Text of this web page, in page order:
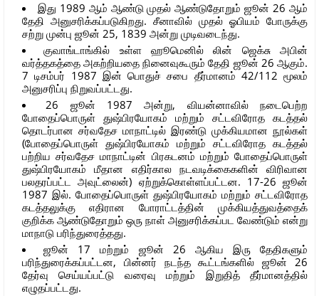
இது 1989 ஆம் ஆண்டு முதல் ஆண்டுதோறும் ஜூன் 26 ஆம்
தேதி அனுசரிக்கப்படுகிறது. சீனாவில் முதல் ஓபியம் போருக்கு
சற்று முன்பு ஜூன் 25, 1839 அன்று முடிவடைந்து.
குவாங்டாங்கில் உள்ள ஹூமெனில் லின் ஜெக்சு அபின்
வர்த்தகத்தை அகற்றியதை நினைவுகூரும் தேதி ஜூன் 26 ஆகும்.
7 டிசம்பர் 1987 இன் பொதுச் சபை தீர்மானம் 42/112 மூலம்
அனுசரிப்பு நிறுவப்பட்டது.
26 ஜூன் 1987 அன்று, வியன்னாவில் நடைபெற்ற
போதைப்பொருள் துஷ்பிரயோகம் மற்றும் சட்டவிரோத கடத்தல்
தொடர்பான சர்வதேச மாநாட்டில் இரண்டு முக்கியமான நூல்கள்
(போதைப்பொருள் துஷ்பிரயோகம் மற்றும் சட்டவிரோத கடத்தல்
பற்றிய சர்வதேச மாநாட்டின் பிரகடனம் மற்றும் போதைப்பொருள்
துஷ்பிரயோகம் மீதான எதிர்கால நடவடிக்கைகளின் விரிவான
பலதரப்பட்ட அவுட்லைன்) ஏற்றுக்கொள்ளப்பட்டன. 17-26 ஜூன்
1987 இல். போதைப்பொருள் துஷ்பிரயோகம் மற்றும் சட்டவிரோத
கடத்தலுக்கு எதிரான போராட்டத்தின் முக்கியத்துவத்தைக்
குறிக்க ஆண்டுதோறும் ஒரு நாள் அனுசரிக்கப்பட வேண்டும் என்று
மாநாடு பரிந்துரைத்தது.
ஜூன் 17 மற்றும் ஜூன் 26 ஆகிய இரு தேதிகளும்
பரிந்துரைக்கப்பட்டன, பின்னர் நடந்த கூட்டங்களில் ஜூன் 26
தேர்வு செய்யப்பட்டு வரைவு மற்றும் இறுதித் தீர்மானத்தில்
எழுதப்பட்டது.